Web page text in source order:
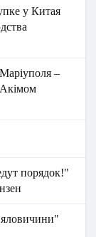
у Китая
–
Акімом
порядок!"
яловичини"